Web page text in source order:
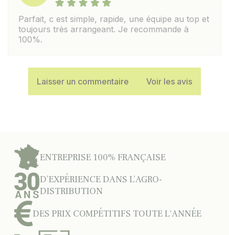
Parfait, c est simple, rapide, une équipe au top et
toujours très arrangeant. Je recommande à
100%.
Laisser un commentaire Voir les avis
ENTREPRISE 100% FRANÇAISE
D’EXPÉRIENCE DANS L’AGRO-
DISTRIBUTION
DES PRIX COMPÉTITIFS TOUTE L'ANNÉE